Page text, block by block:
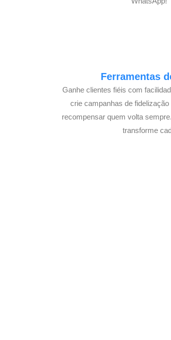
Ferramentas
Ganhe clientes fiéis com
crie campanhas de
recompensar quem volta
transforme